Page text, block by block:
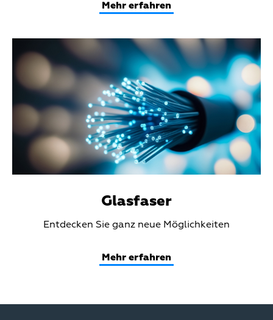
Mehr erfahren
Media
Glasfaser
Entdecken Sie ganz neue Möglichkeiten
Mehr erfahren